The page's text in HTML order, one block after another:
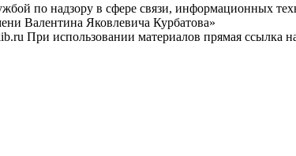
по надзору в сфере связи, информационных
Валентина Яковлевича Курбатова»
При использовании материалов прямая ссылка